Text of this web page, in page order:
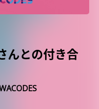
んとの付き合